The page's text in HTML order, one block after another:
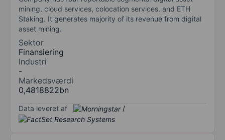
mining, cloud services, colocation services, and ETH
Staking. It generates majority of its revenue from digital
asset mining.
Sektor
Finansiering
Industri
-
Markedsværdi
0,4818822bn
Data leveret af /